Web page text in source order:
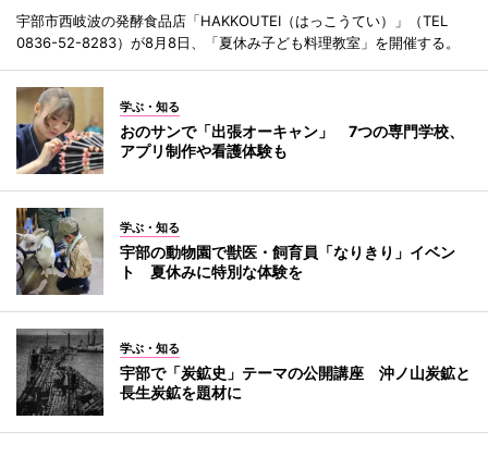
宇部市西岐波の発酵食品店「HAKKOUTEI（はっこうてい）」（TEL
0836-52-8283）が8月8日、「夏休み子ども料理教室」を開催する。
学ぶ・知る
おのサンで「出張オーキャン」 7つの専門学校、
アプリ制作や看護体験も
学ぶ・知る
宇部の動物園で獣医・飼育員「なりきり」イベン
ト 夏休みに特別な体験を
学ぶ・知る
宇部で「炭鉱史」テーマの公開講座 沖ノ山炭鉱と
長生炭鉱を題材に